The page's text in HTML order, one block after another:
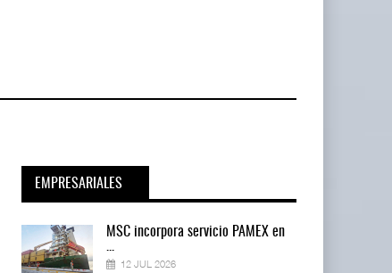
EMPRESARIALES
MSC incorpora servicio PAMEX en
12 JUL 2026